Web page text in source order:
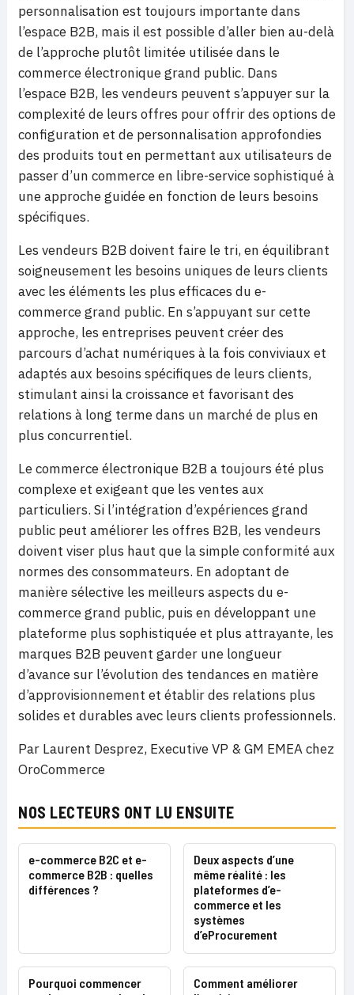
personnalisation est toujours importante dans
l’espace B2B, mais il est possible d’aller bien au-delà
de l’approche plutôt limitée utilisée dans le
commerce électronique grand public. Dans
l’espace B2B, les vendeurs peuvent s’appuyer sur la
complexité de leurs offres pour offrir des options de
configuration et de personnalisation approfondies
des produits tout en permettant aux utilisateurs de
passer d’un commerce en libre-service sophistiqué à
une approche guidée en fonction de leurs besoins
spécifiques.
Les vendeurs B2B doivent faire le tri, en équilibrant
soigneusement les besoins uniques de leurs clients
avec les éléments les plus efficaces du e-
commerce grand public. En s’appuyant sur cette
approche, les entreprises peuvent créer des
parcours d’achat numériques à la fois conviviaux et
adaptés aux besoins spécifiques de leurs clients,
stimulant ainsi la croissance et favorisant des
relations à long terme dans un marché de plus en
plus concurrentiel.
Le commerce électronique B2B a toujours été plus
complexe et exigeant que les ventes aux
particuliers. Si l’intégration d’expériences grand
public peut améliorer les offres B2B, les vendeurs
doivent viser plus haut que la simple conformité aux
normes des consommateurs. En adoptant de
manière sélective les meilleurs aspects du e-
commerce grand public, puis en développant une
plateforme plus sophistiquée et plus attrayante, les
marques B2B peuvent garder une longueur
d’avance sur l’évolution des tendances en matière
d’approvisionnement et établir des relations plus
solides et durables avec leurs clients professionnels.
Par Laurent Desprez, Executive VP & GM EMEA chez
OroCommerce
NOS LECTEURS ONT LU ENSUITE
e-commerce B2C et e-
commerce B2B : quelles
différences ?
Deux aspects d’une
même réalité : les
plateformes d’e-
commerce et les
systèmes
d’eProcurement
Pourquoi commencer
Comment améliorer